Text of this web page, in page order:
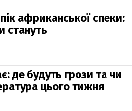
африканської спеки:
стануть
де будуть грози та чи
цього тижня